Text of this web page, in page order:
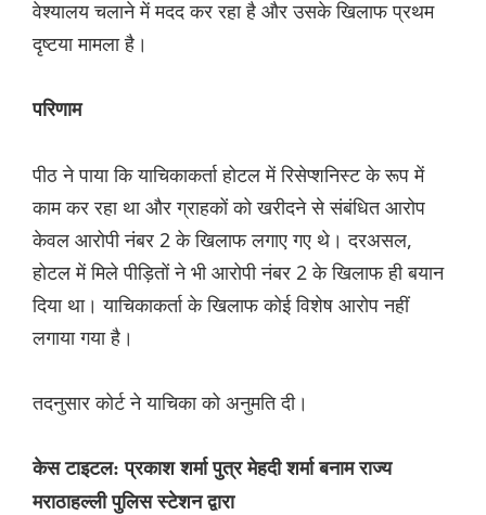
वेश्यालय चलाने में मदद कर रहा है और उसके खिलाफ प्रथम
दृष्टया मामला है।
परिणाम
पीठ ने पाया कि याचिकाकर्ता होटल में रिसेप्शनिस्ट के रूप में
काम कर रहा था और ग्राहकों को खरीदने से संबंधित आरोप
केवल आरोपी नंबर 2 के खिलाफ लगाए गए थे। दरअसल,
होटल में मिले पीड़ितों ने भी आरोपी नंबर 2 के खिलाफ ही बयान
दिया था। याचिकाकर्ता के खिलाफ कोई विशेष आरोप नहीं
लगाया गया है।
तदनुसार कोर्ट ने याचिका को अनुमति दी।
केस टाइटल: प्रकाश शर्मा पुत्र मेहदी शर्मा बनाम राज्य
मराठाहल्ली पुलिस स्टेशन द्वारा